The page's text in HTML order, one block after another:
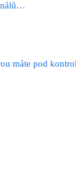
máte pod